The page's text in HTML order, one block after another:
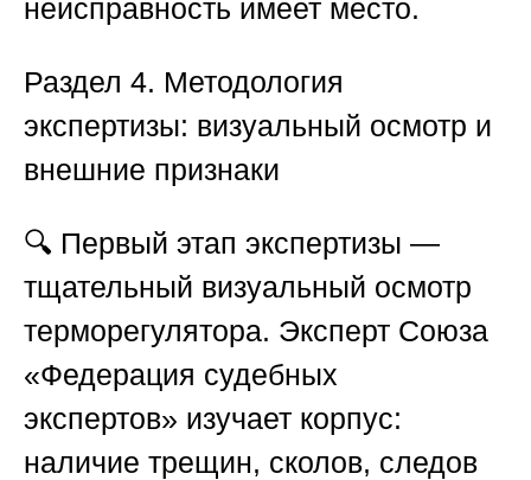
неисправность имеет место.
Раздел 4. Методология
экспертизы: визуальный осмотр и
внешние признаки
🔍 Первый этап экспертизы —
тщательный визуальный осмотр
терморегулятора. Эксперт Союза
«Федерация судебных
экспертов» изучает корпус:
наличие трещин, сколов, следов